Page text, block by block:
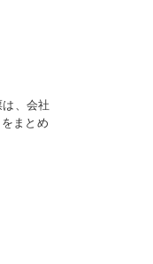
、会社
まとめ